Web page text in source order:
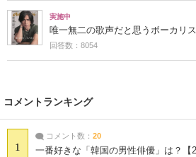
実施中
唯一無二の歌声だと思うボーカリ
回答数：8054
コメントランキング
1
コメント数： 20
一番好きな「韓国の男性俳優」は？【